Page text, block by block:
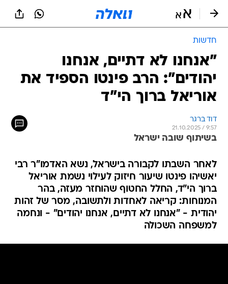
חדשות
"אנחנו לא דתיים, אנחנו
יהודים": הרב פינטו הספיד את
אוריאל ברוך הי"ד
דוד ברגר
21.10.2025 / 9:57
בשיתוף שובה ישראל
לאחר השבתו לקבורה בישראל, נשא האדמו"ר רבי
יאשיהו פינטו שיעור חיזוק לעילוי נשמת אוריאל
ברוך הי"ד, החלל החטוף שהוחזר מעזה, בהר
המנוחות: קריאה לאחדות ולתשובה, מסר של זהות
יהודית - "אנחנו לא דתיים, אנחנו יהודים" - ונחמה
למשפחה השכולה